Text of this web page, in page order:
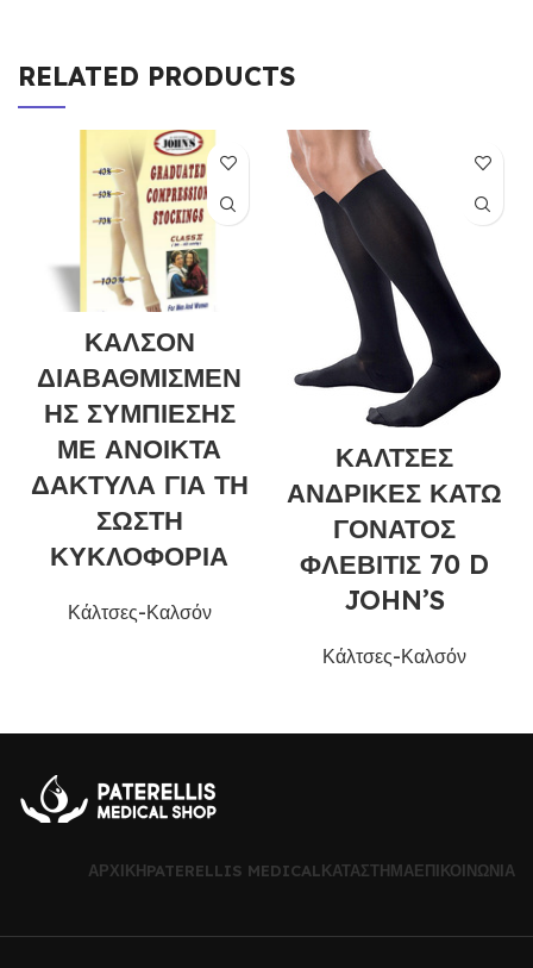
RELATED PRODUCTS
ΚΑΛΣΟΝ
ΔΙΑΒΑΘΜΙΣΜΕΝ
ΗΣ ΣΥΜΠΙΕΣΗΣ
ΜΕ ΑΝΟΙΚΤΑ
ΔΑΚΤΥΛΑ ΓΙΑ ΤΗ
ΣΩΣΤΗ
ΚΥΚΛΟΦΟΡΙΑ
Κάλτσες-Καλσόν
ΚΑΛΤΣΕΣ
ΑΝΔΡΙΚΕΣ ΚΑΤΩ
ΓΟΝΑΤΟΣ
ΦΛΕΒΙΤΙΣ 70 D
JOHN’S
Κάλτσες-Καλσόν
ΑΡΧΙΚΉPATERELLIS MEDICALΚΑΤΆΣΤΗΜΑΕΠΙΚΟΙΝΩΝΊΑ